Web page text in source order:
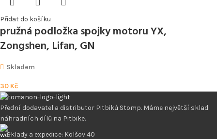
Přidat do košíku
pružná podložka spojky motoru YX,
Zongshen, Lifan, GN
Skladem
30 Kč
Přední dodavatel a distributor Pitbiků Stomp. Máme největší sklad
náhradních dílů na Pitbike.
Sklady a expedice: Kolšov 40